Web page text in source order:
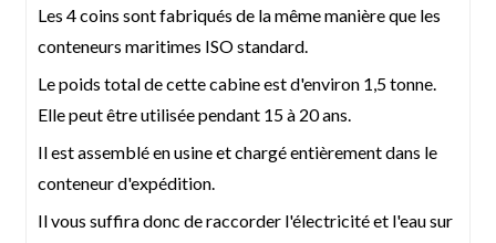
Les 4 coins sont fabriqués de la même manière que les
conteneurs maritimes ISO standard.
Le poids total de cette cabine est d'environ 1,5 tonne.
Elle peut être utilisée pendant 15 à 20 ans.
Il est assemblé en usine et chargé entièrement dans le
conteneur d'expédition.
Il vous suffira donc de raccorder l'électricité et l'eau sur
stratifié/sol en bambou avec plinthe
Système
Fil électrique/lumière/interrupteur/prise/boîte
Système d'eau Tuyaux en PVC et PPR
Accessoires Rivet, ciment de verre, peinture etc.
Délai de livraison 15 jours
Quantité minimale
2 unités